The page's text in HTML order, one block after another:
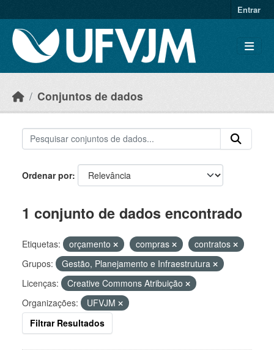
Entrar
Conjuntos de dados
Ordenar por
1 conjunto de dados encontrado
Etiquetas: orçamento compras
contratos
Grupos:
Gestão, Planejamento e Infraestrutura
Licenças:
Creative Commons Atribuição
Organizações:
UFVJM
Filtrar Resultados